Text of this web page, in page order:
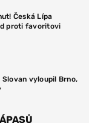
Česká Lípa
proti favoritovi
vyloupil Brno,